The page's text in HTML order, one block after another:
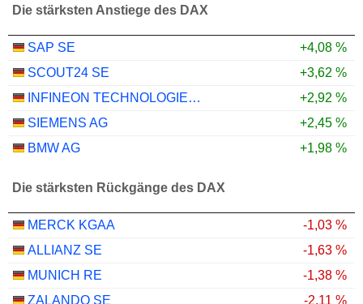
Die stärksten Anstiege des DAX
SAP SE
+4,08 %
SCOUT24 SE
+3,62 %
INFINEON TECHNOLOGIES AG
+2,92 %
SIEMENS AG
+2,45 %
BMW AG
+1,98 %
Die stärksten Rückgänge des DAX
MERCK KGAA
-1,03 %
ALLIANZ SE
-1,63 %
MUNICH RE
-1,38 %
ZALANDO SE
-2,11 %